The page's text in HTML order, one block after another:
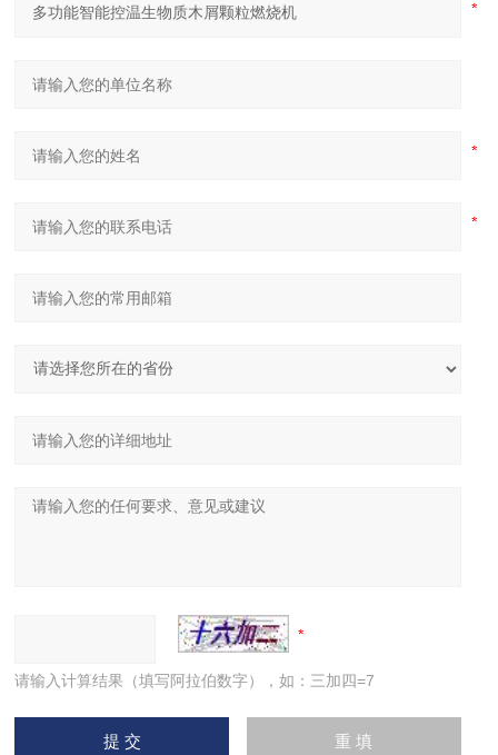
请输入计算结果（填写阿拉伯数字），如：三加四=7